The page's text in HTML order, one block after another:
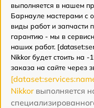
выполняется в нашем
Барнауле мастерами с
виды работ и запчасти
гарантию - мы в
наших работ.
Nikkor будет стоить на
заказа на сайте через
Nikkor выполняется